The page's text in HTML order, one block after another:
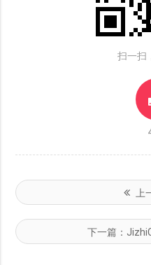
扫一扫
上
下一篇：